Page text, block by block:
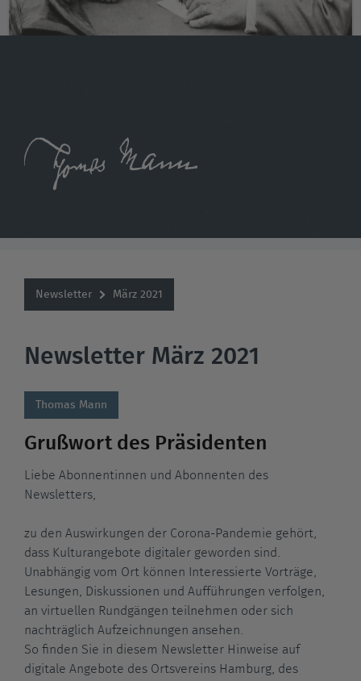
Newsletter März 2021
Newsletter März 2021
Thomas Mann
Grußwort des Präsidenten
Liebe Abonnentinnen und Abonnenten des
Newsletters,
zu den Auswirkungen der Corona-Pandemie gehört,
dass Kulturangebote digitaler geworden sind.
Unabhängig vom Ort können Interessierte Vorträge,
Lesungen, Diskussionen und Aufführungen verfolgen,
an virtuellen Rundgängen teilnehmen oder sich
nachträglich Aufzeichnungen ansehen.
So finden Sie in diesem Newsletter Hinweise auf
digitale Angebote des Ortsvereins Hamburg, des